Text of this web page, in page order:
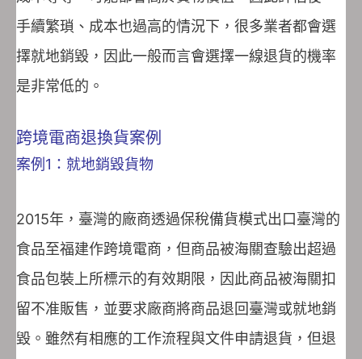
手續繁瑣、成本也過高的情況下，很多業者都會選
擇就地銷毀，因此一般而言會選擇一線退貨的機率
是非常低的。
跨境電商退換貨案例
案例1：就地銷毀貨物
2015年，臺灣的廠商透過保稅備貨模式出口臺灣的
食品至福建作跨境電商，但商品被海關查驗出超過
食品包裝上所標示的有效期限，因此商品被海關扣
留不准販售，並要求廠商將商品退回臺灣或就地銷
毀。雖然有相應的工作流程與文件申請退貨，但退